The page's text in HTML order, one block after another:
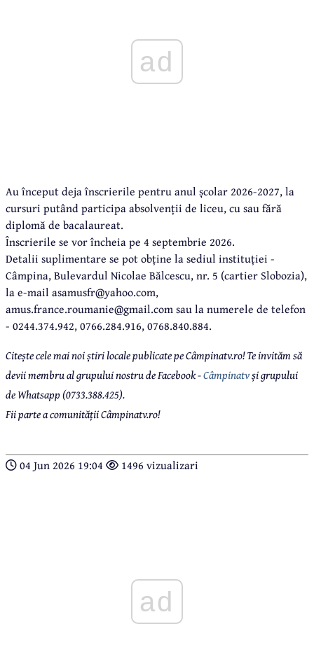
ad
Au început deja înscrierile pentru anul școlar 2026-2027, la
cursuri putând participa absolvenții de liceu, cu sau fără
diplomă de bacalaureat.
Înscrierile se vor încheia pe 4 septembrie 2026.
Detalii suplimentare se pot obține la sediul instituției -
Câmpina, Bulevardul Nicolae Bălcescu, nr. 5 (cartier Slobozia),
la e-mail asamusfr@yahoo.com,
amus.france.roumanie@gmail.com sau la numerele de telefon
- 0244.374.942, 0766.284.916, 0768.840.884.
Citește cele mai noi știri locale publicate pe Câmpinatv.ro! Te invităm să
devii membru al grupului nostru de Facebook -Câmpinatvși grupului
de Whatsapp (0733.388.425).
Fii parte a comunității Câmpinatv.ro!
04 Jun 2026 19:04 1496 vizualizari
ad